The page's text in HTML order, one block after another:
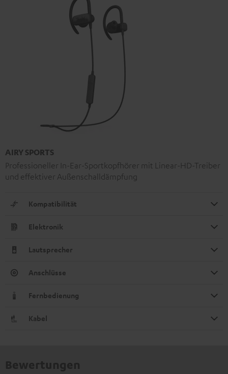
AIRY SPORTS
Professioneller In-Ear-Sportkopfhörer mit Linear-HD-Treiber
und effektiver Außenschalldämpfung
Kompatibilität
Elektronik
Lautsprecher
Anschlüsse
Fernbedienung
Kabel